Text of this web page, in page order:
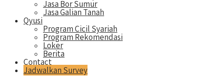
Jasa Bor Sumur
Jasa Galian Tanah
Qyusi
Program Cicil Syariah
Program Rekomendasi
Loker
Berita
Contact
Jadwalkan Survey